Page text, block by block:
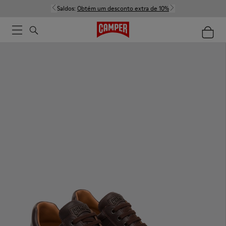
Saldos: Obtém um desconto extra de 10%